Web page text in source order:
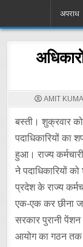
अपराध
AMIT
बस्ती। शुक्रवार को
पदाधिकारियों का
हुआ। राज्य
ने पदाधिकारियों
प्रदेश के राज्य
एक-एक कर छीना
सरकार पुरानी
आयोग का गठन तक